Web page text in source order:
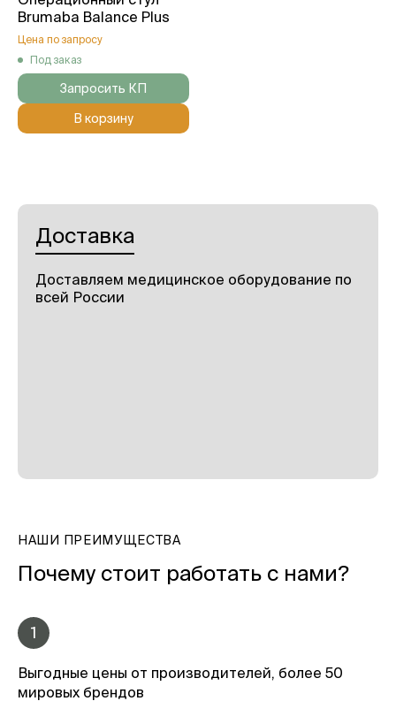
Brumaba Balance Plus
Цена по запросу
Под заказ
Запросить КП
В корзину
Доставка
Доставляем медицинское оборудование по
всей России
НАШИ ПРЕИМУЩЕСТВА
Почему стоит работать с нами?
1
Выгодные цены от производителей, более 50
мировых брендов